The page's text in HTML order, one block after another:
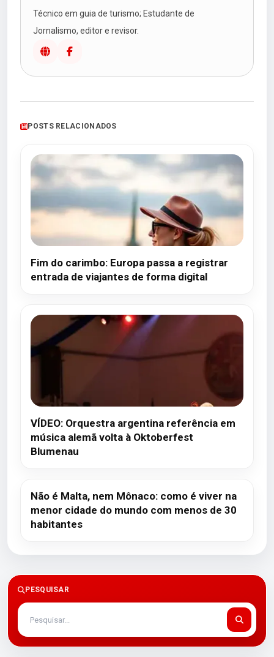
Técnico em guia de turismo; Estudante de
Jornalismo, editor e revisor.
POSTS RELACIONADOS
Fim do carimbo: Europa passa a registrar
entrada de viajantes de forma digital
VÍDEO: Orquestra argentina referência em
música alemã volta à Oktoberfest
Blumenau
Não é Malta, nem Mônaco: como é viver na
menor cidade do mundo com menos de 30
habitantes
PESQUISAR